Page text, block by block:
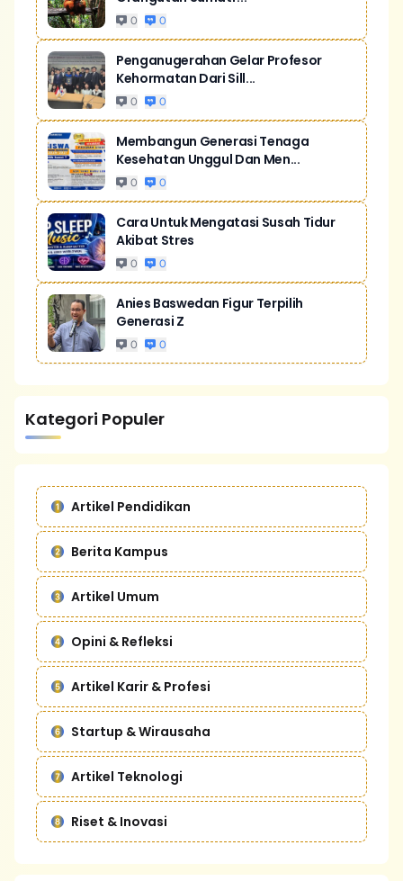
0 0
Penganugerahan Gelar Profesor
Kehormatan Dari Sill...
0 0
Membangun Generasi Tenaga
Kesehatan Unggul Dan Men...
0 0
Cara Untuk Mengatasi Susah Tidur
Akibat Stres
0 0
Anies Baswedan Figur Terpilih
Generasi Z
0 0
Kategori Populer
Artikel Pendidikan
Berita Kampus
Artikel Umum
Opini & Refleksi
Artikel Karir & Profesi
Startup & Wirausaha
Artikel Teknologi
Riset & Inovasi